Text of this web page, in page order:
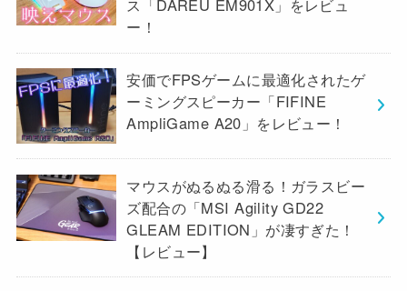
ス「DAREU EM901X」をレビュ
ー！
安価でFPSゲームに最適化されたゲ
ーミングスピーカー「FIFINE
AmpliGame A20」をレビュー！
マウスがぬるぬる滑る！ガラスビー
ズ配合の「MSI Agility GD22
GLEAM EDITION」が凄すぎた！
【レビュー】